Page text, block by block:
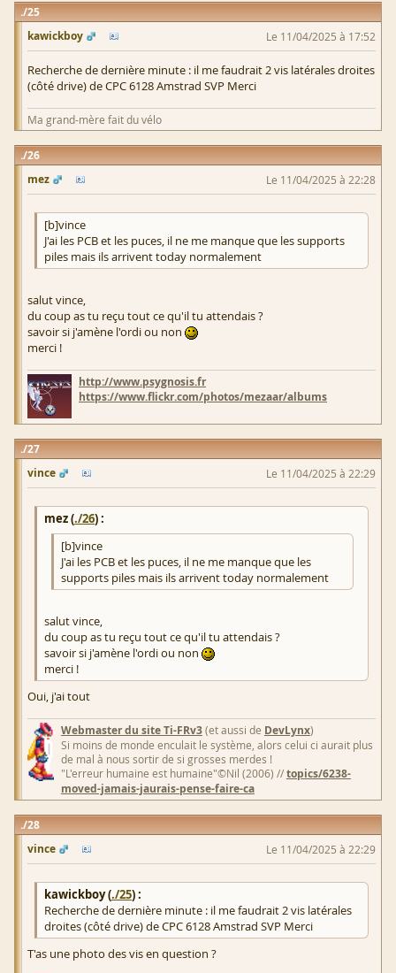
25
kawickboy
Le 11/04/2025 à 17:52
Recherche de dernière minute : il me faudrait 2 vis latérales droites
(côté drive) de CPC 6128 Amstrad SVP Merci
Ma grand-mère fait du vélo
26
mez
Le 11/04/2025 à 22:28
[b]vince
J'ai les PCB et les puces, il ne me manque que les supports
piles mais ils arrivent today normalement
salut vince,
du coup as tu reçu tout ce qu'il tu attendais ?
savoir si j'amène l'ordi ou non
merci !
http://www.psygnosis.fr
https://www.flickr.com/photos/mezaar/albums
27
vince
Le 11/04/2025 à 22:29
mez (./26) :
[b]vince
J'ai les PCB et les puces, il ne me manque que les
supports piles mais ils arrivent today normalement
salut vince,
du coup as tu reçu tout ce qu'il tu attendais ?
savoir si j'amène l'ordi ou non
merci !
Oui, j'ai tout
Webmaster du site Ti-FRv3(et aussi de DevLynx)
Si moins de monde enculait le système, alors celui ci aurait plus
de mal à nous sortir de si grosses merdes !
"L'erreur humaine est humaine"©Nil (2006) //topics/6238-
moved-jamais-jaurais-pense-faire-ca
28
vince
Le 11/04/2025 à 22:29
kawickboy (./25) :
Recherche de dernière minute : il me faudrait 2 vis latérales
droites (côté drive) de CPC 6128 Amstrad SVP Merci
T'as une photo des vis en question ?